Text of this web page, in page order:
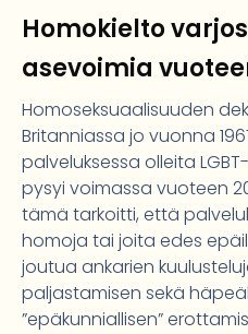
Homokielto
asevoimia
Homoseksuaalisuuden
Britanniassa jo vuonna
palveluksessa olleita
pysyi voimassa vuoteen
tämä tarkoitti, että
homoja tai joita edes
joutua ankarien
paljastamisen sekä
”epäkunniallisen”